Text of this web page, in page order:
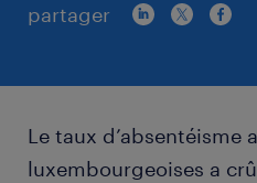
partager
Le taux d’absentéisme
luxembourgeoises a